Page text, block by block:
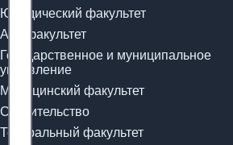
Юридический факультет
Арт-факультет
Государственное и муниципальное
управление
Медицинский факультет
Строительство
Театральный факультет